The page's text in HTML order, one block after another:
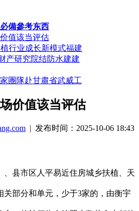
備參考东西
值该当评估
行业成长新模式福建
产研究院结防水建建
團隊赴甘肅省武威工
价值该当评估
| 发布时间：2025-10-06 18:43
县市区人平易近住房城乡扶植、天
关部分和单元，少于3家的，由衡宇